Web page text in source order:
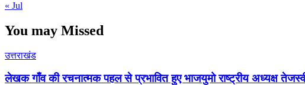
« Jul
You may Missed
उत्तराखंड
लेखक गाँव की रचनात्मक पहल से प्रभावित हुए भाजयुमो राष्ट्रीय अध्यक्ष